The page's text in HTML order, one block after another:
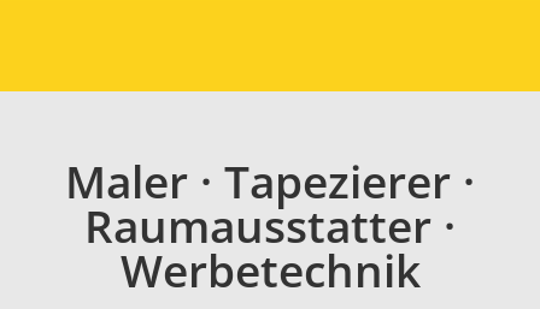
Maler · Tapezierer ·
Raumausstatter ·
Werbetechnik